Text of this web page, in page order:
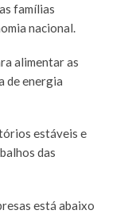
famílias
nacional.
alimentar as
de energia
estáveis e
das
está abaixo